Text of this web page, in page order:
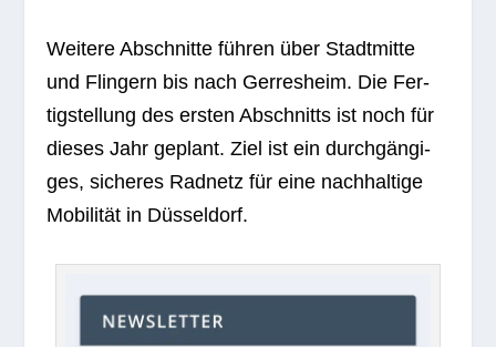
Wei­tere Abschnitte füh­ren über Stadt­mitte
und Flin­gern bis nach Ger­res­heim. Die Fer­
tig­stel­lung des ers­ten Abschnitts ist noch für
die­ses Jahr geplant. Ziel ist ein durch­gän­gi­
ges, siche­res Rad­netz für eine nach­hal­tige
Mobi­li­tät in Düsseldorf.